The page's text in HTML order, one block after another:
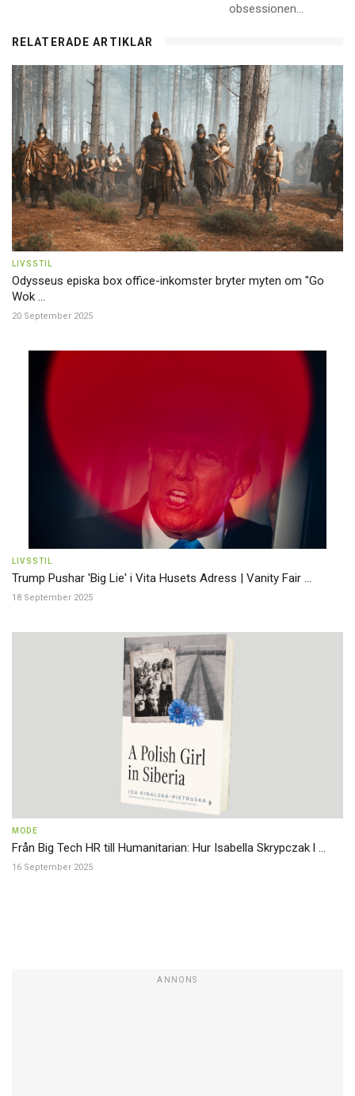
obsessionen...
RELATERADE ARTIKLAR
LIVSSTIL
Odysseus episka box office-inkomster bryter myten om "Go
Wok ...
20 September 2025
LIVSSTIL
Trump Pushar 'Big Lie' i Vita Husets Adress | Vanity Fair ...
18 September 2025
MODE
Från Big Tech HR till Humanitarian: Hur Isabella Skrypczak l ...
16 September 2025
ANNONS